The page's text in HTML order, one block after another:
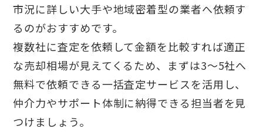
市況に詳しい大手や地域密着型の業者へ依頼す
るのがおすすめです。
複数社に査定を依頼して金額を比較すれば適正
な売却相場が見えてくるため、まずは3〜5社へ
無料で依頼できる一括査定サービスを活用し、
仲介力やサポート体制に納得できる担当者を見
つけましょう。